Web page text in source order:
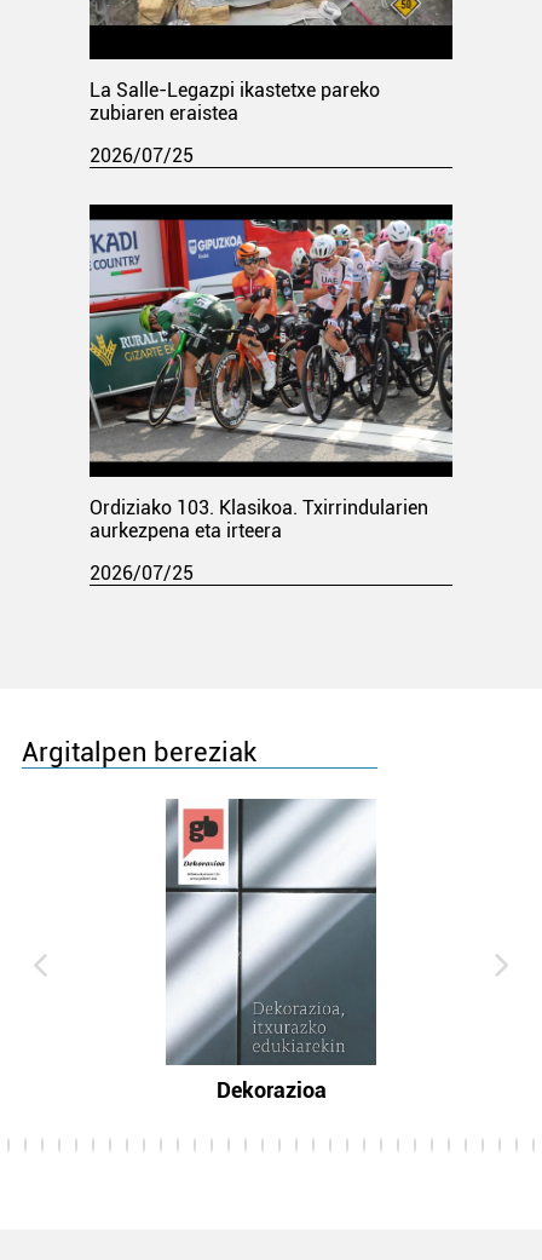
La Salle-Legazpi ikastetxe pareko
zubiaren eraistea
2026/07/25
Ordiziako 103. Klasikoa. Txirrindularien
aurkezpena eta irteera
2026/07/25
Argitalpen bereziak
Dekorazioa